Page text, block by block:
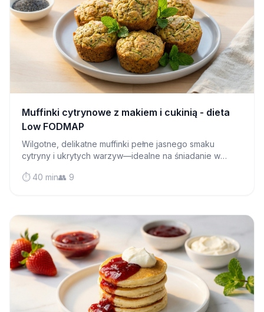
Muffinki cytrynowe z makiem i cukinią - dieta
Low FODMAP
Wilgotne, delikatne muffinki pełne jasnego smaku
cytryny i ukrytych warzyw—idealne na śniadanie w
dla Twojego żołądka.
⏱️ 40 min👥 9